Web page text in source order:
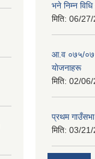
भने निम्न
मिति: 06/27/
आ‍.व ०७५/०७६
याेजनाहरू
मिति: 02/06/
प्रथम
मिति: 03/21/